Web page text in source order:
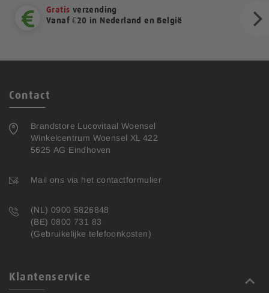
Gratis verzending
Vanaf €20 in Nederland en België
Contact
Brandstore Lucovitaal Woensel
Winkelcentrum Woensel XL 422
5625 AG Eindhoven
Mail ons via het contactformulier
(NL) 0900 5826848
(BE) 0800 731 83
(Gebruikelijke telefoonkosten)
Klantenservice